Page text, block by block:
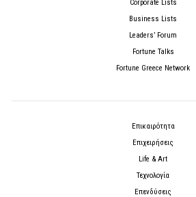
Corporate Lists
Business Lists
Leaders’ Forum
Fortune Talks
Fortune Greece Network
Επικαιρότητα
Επιχειρήσεις
Life & Art
Τεχνολογία
Επενδύσεις